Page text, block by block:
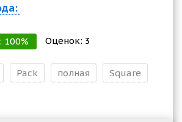
100% Оценок: 3
Pack полная
Square